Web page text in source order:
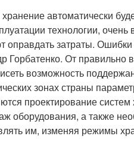
автоматически
технологии, очень
оправдать затраты. Ошибки
Горбатенко. От правильно
возможность
зонах страны
проектирование
оборудования, а также
им, изменяя режимы